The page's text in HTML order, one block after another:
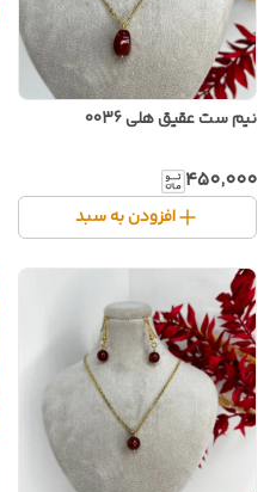
نیم ست عقیق هلی 0036
۴۵۰٬۰۰۰
افزودن به سبد